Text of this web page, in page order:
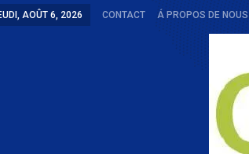
AOÛT 6, 2026 CONTACT Á PROPOS DE NOUS